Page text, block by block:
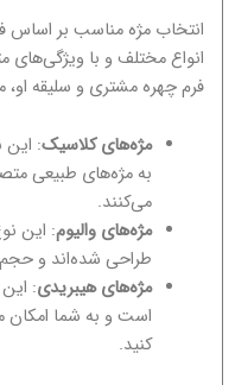
انتخاب مژه مناسب بر اساس
انواع مختلف و با ویژگی‌های
فرم چهره مشتری و سلیقه او،
مژه‌های کلاسیک: این
به مژه‌های طبیعی
می‌کنند.
مژه‌های والیوم: این
طراحی شده‌اند و
مژه‌های هیبریدی:
است و به شما امکان
کنید.